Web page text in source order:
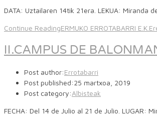
DATA: Uztailaren 14tik 21era. LEKUA:
Continue ReadingERMUKO ERROTABARRI
II.CAMPUS DE
Post author:Errotabarri
Post published:25 martxoa, 2019
Post category:Albisteak
FECHA: Del 14 de Julio al 21 de Julio. LUGAR: